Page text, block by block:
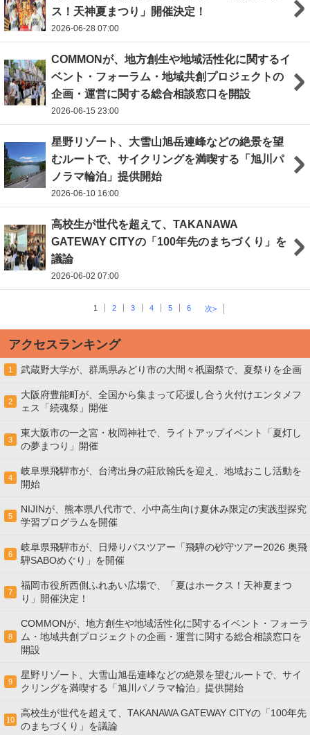
ス！天神夏まつり」開催決定！
2026-06-28 07:00
COMMONが、地方創生や地域活性化に関するイ
ベント・フォーラム・地域共創プロジェクトの
企画・運営に関する総合相談窓口を開設
2026-06-15 23:00
星野リゾート、大雪山旭岳連峰などの絶景を望
むルートで、サイクリングを満喫する「旭川パ
ノラマ輪泊」提供開始
2026-06-10 16:00
高校⽣が世代を超えて、TAKANAWA
GATEWAY CITYの「100年先のまちづくり」を
議論
2026-06-02 07:00
1 2 3 4 5 6 次>
アクセスランキング
1 武蔵野大学が、群馬県みどり市の大間々祇園祭で、夏祭りを企画
2
大阪府豊能町が、全国から集まって応援し合う火付けエンタメフ
ェス「続魂祭」開催
3
東大阪市の一之宮・枚岡神社で、ライトアップイベント「夏灯し
の夢まつり」開催
4
岐阜県飛騨市が、台湾出身の莊欣翰氏を迎え、地域おこし活動を
開始
5
NIJINが、熊本県八代市で、小中高生向け夏休み限定の実践型探究
学習プログラムを開催
6
岐阜県飛騨市が、日帰りバスツアー「飛騨の砂守ツアー2026 奥飛
騨SABOめぐり」を開催
7
福岡市役所西側ふれあい広場で、「夏はホークス！天神夏まつ
り」開催決定！
8
COMMONが、地方創生や地域活性化に関するイベント・フォーラ
ム・地域共創プロジェクトの企画・運営に関する総合相談窓口を
開設
9
星野リゾート、大雪山旭岳連峰などの絶景を望むルートで、サイ
クリングを満喫する「旭川パノラマ輪泊」提供開始
10
高校⽣が世代を超えて、TAKANAWA GATEWAY CITYの「100年先
のまちづくり」を議論